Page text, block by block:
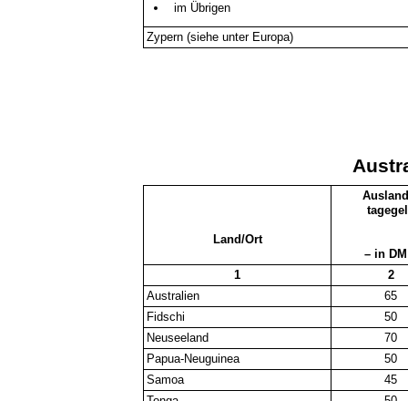
im Übrigen
Zypern (siehe unter Europa)
Land/Ort
– in
1
2
Australien
65
Fidschi
50
Neuseeland
70
Papua-Neuguinea
50
Samoa
45